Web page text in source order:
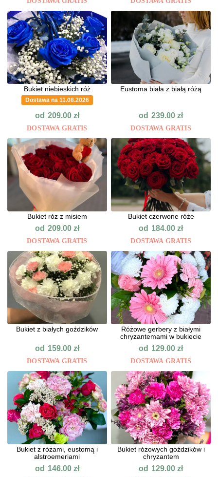
Bukiet niebieskich róż
Dostawa na 11.08.2026
od 209.00 zł
DOSTAWA GRATIS
Eustoma biała z białą różą
od 239.00zł
DOSTAWA GRATIS
Bukiet róz z misiem
od 209.00 zł
DOSTAWA GRATIS
Bukiet czerwone róże
od 184.00zł
DOSTAWA GRATIS
Bukiet z białych goździków
od 159.00 zł
DOSTAWA GRATIS
Różowe gerbery z białymi
chryzantemami w bukiecie
od 129.00zł
DOSTAWA GRATIS
Bukiet z różami, eustomą i
alstroemeriami
od 146.00 zł
Bukiet różowych goździków i
chryzantem
od 129.00zł